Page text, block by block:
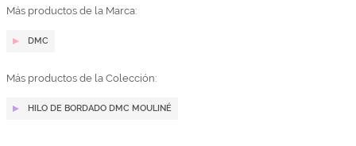
Más productos de la Marca:
DMC
Más productos de la Colección:
HILO DE BORDADO DMC MOULINÉ